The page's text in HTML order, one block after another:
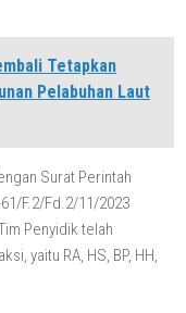
Tetapkan
Pelabuhan Laut
Surat Perintah
F.2/Fd.2/11/2023
Penyidik telah
yaitu RA, HS, BP, HH,